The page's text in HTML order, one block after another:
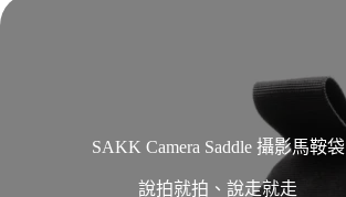
SAKK Camera Saddle 攝影馬鞍袋
說拍就拍、說走就走